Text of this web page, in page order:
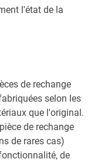
l'état de la
de rechange
selon les
que l'original.
de rechange
de rares cas)
de